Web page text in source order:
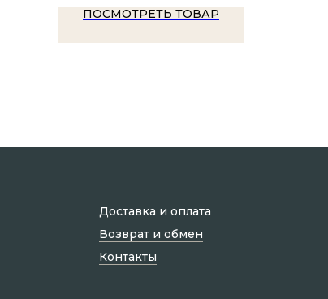
ПОСМОТРЕТЬ ТОВАР
Доставка и оплата
Возврат и обмен
Контакты